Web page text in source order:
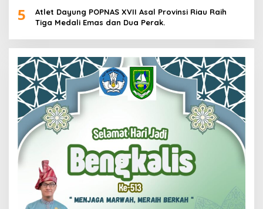
5
Atlet Dayung POPNAS XVII Asal Provinsi Riau Raih
Tiga Medali Emas dan Dua Perak.